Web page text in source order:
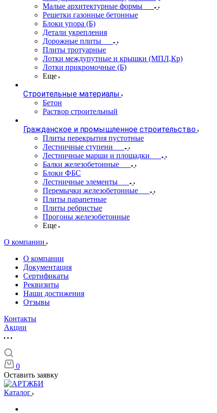
Малые архитектурные формы
Решетки газонные бетонные
Блоки упора (Б)
Детали укрепления
Дорожные плиты
Плиты тротуарные
Лотки междупутные и крышки (МПЛ,Кр)
Лотки прикромочные (Б)
Еще
Строительные материалы
Бетон
Раствор строительный
Гражданское и промышленное строительство
Плиты перекрытия пустотные
Лестничные ступени
Лестничные марши и площадки
Балки железобетонные
Блоки ФБС
Лестничные элементы
Перемычки железобетонные
Плиты парапетные
Плиты ребристые
Прогоны железобетонные
Еще
О компании
О компании
Документация
Сертификаты
Реквизиты
Наши достижения
Отзывы
Контакты
Акции
0
Оставить заявку
Каталог